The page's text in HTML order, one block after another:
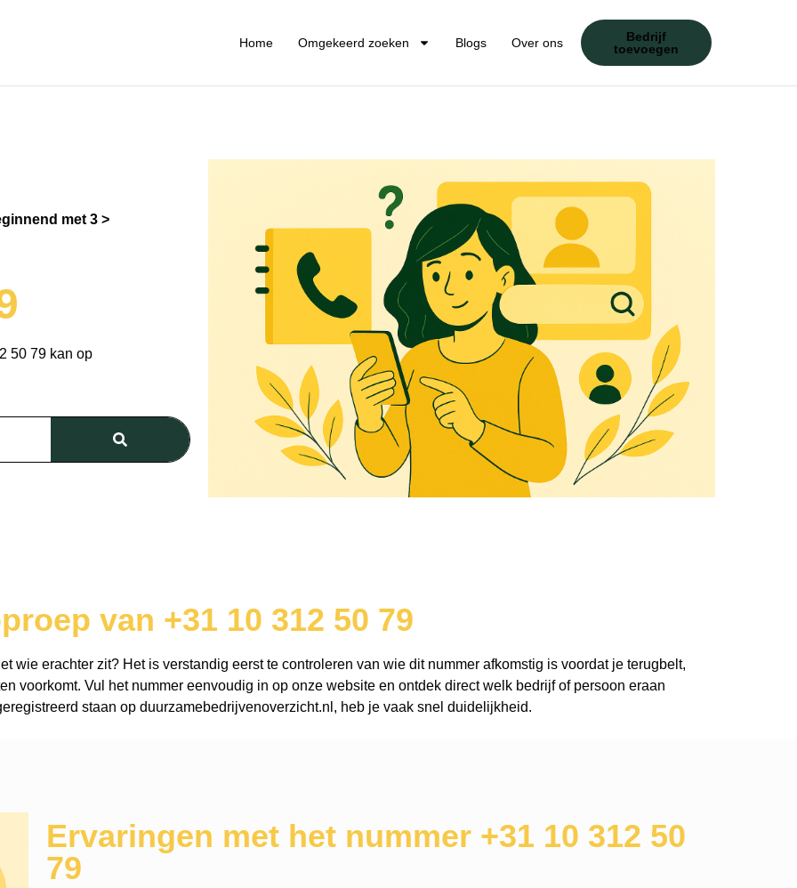
Home Omgekeerd zoeken Blogs Over ons
Bedrijf
toevoegen
met 3
50 79 kan op
van +31 10 312 50 79
wie erachter zit? Het is verstandig eerst te controleren van wie dit nummer afkomstig is voordat je terugbelt,
voorkomt. Vul het nummer eenvoudig in op onze website en ontdek direct welk bedrijf of persoon eraan
staan op duurzamebedrijvenoverzicht.nl, heb je vaak snel duidelijkheid.
Ervaringen met het nummer +31 10 312 50
79